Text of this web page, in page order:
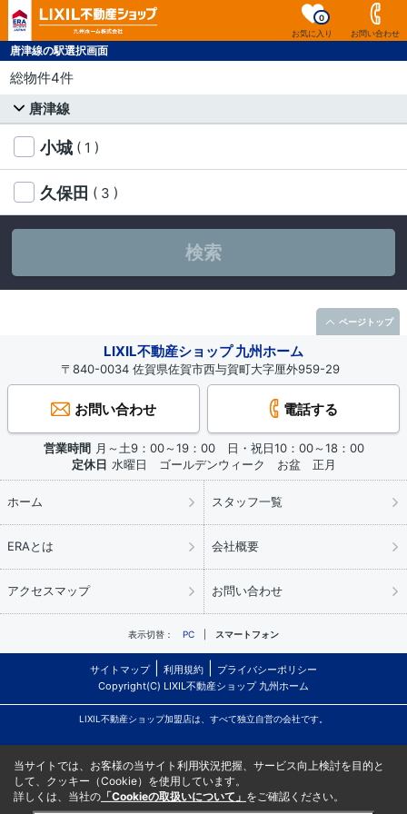
お気に入り
0
お問い合わせ
唐津線の駅選択画面
総物件4件
唐津線
小城 ( 1 )
久保田 ( 3 )
検索
LIXIL不動産ショップ 九州ホーム
〒840-0034 佐賀県佐賀市西与賀町大字厘外959-29
お問い合わせ 電話する
営業時間 月～土9：00～19：00 日・祝日10：00～18：00
定休日 水曜日 ゴールデンウィーク お盆 正月
ホーム スタッフ一覧
ERAとは 会社概要
アクセスマップ お問い合わせ
表示切替： PC スマートフォン
サイトマップ 利用規約
プライバシーポリシー
Copyright(C) LIXIL不動産ショップ 九州ホーム
LIXIL不動産ショップ加盟店は、すべて独立自営の会社です。
ページトップ
当サイトでは、お客様の当サイト利用状況把握、サービス向上検討を目的と
して、クッキー（Cookie）を使用しています。
詳しくは、当社の 「Cookieの取扱いについて」 をご確認ください。